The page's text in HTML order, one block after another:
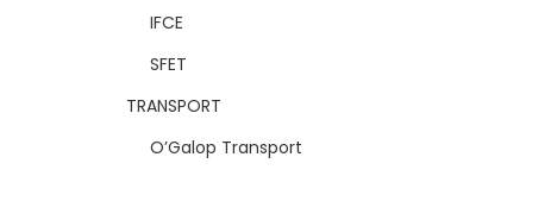
IFCE
SFET
TRANSPORT
O’Galop Transport